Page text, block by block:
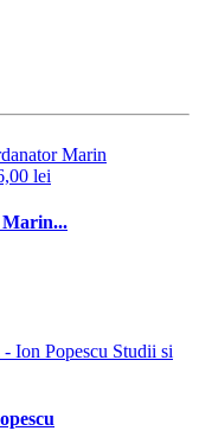
Marin...